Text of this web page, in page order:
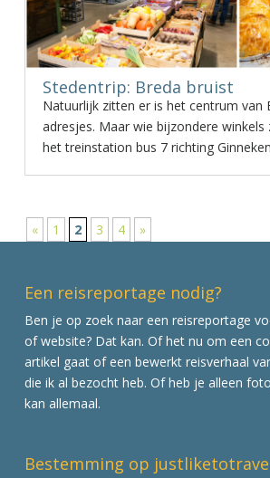
Stedentrip: Breda bruist
Natuurlijk zitten er is het centrum van
adresjes. Maar wie bijzondere
het treinstation bus 7 richting
« 1 2 3 4 »
Een reisreportage nodig?
Ben je op zoek naar een reisreportage
of website? Dat kan. Of het nu om een
artikel gaat of een bewerkt reisverhaal
die ik al bezocht heb. Of heb je alleen
kan allemaal.
Bestemming op